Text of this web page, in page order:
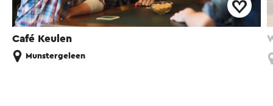
Café Keulen
Munstergeleen